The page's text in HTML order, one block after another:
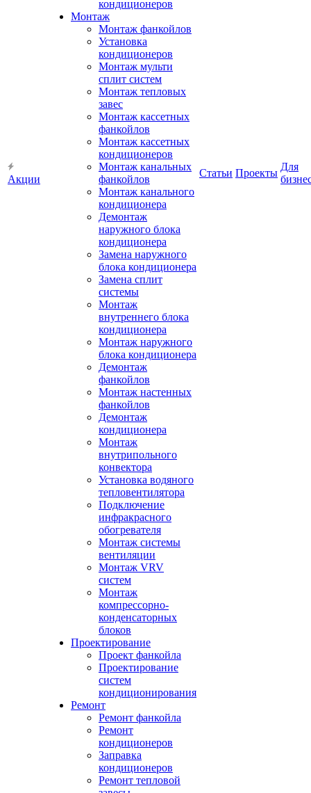
Акции
кондиционеров
Монтаж
Монтаж фанкойлов
Установка
кондиционеров
Монтаж мульти
сплит систем
Монтаж тепловых
завес
Монтаж кассетных
фанкойлов
Монтаж кассетных
кондиционеров
Монтаж канальных
фанкойлов
Монтаж канального
кондиционера
Демонтаж
наружного блока
кондиционера
Замена наружного
блока кондиционера
Замена сплит
системы
Монтаж
внутреннего блока
кондиционера
Монтаж наружного
блока кондиционера
Демонтаж
фанкойлов
Монтаж настенных
фанкойлов
Демонтаж
кондиционера
Монтаж
внутрипольного
конвектора
Установка водяного
тепловентилятора
Подключение
инфракрасного
обогревателя
Монтаж системы
вентиляции
Монтаж VRV
систем
Монтаж
компрессорно-
конденсаторных
блоков
Проектирование
Проект фанкойла
Проектирование
систем
кондиционирования
Ремонт
Ремонт фанкойла
Ремонт
кондиционеров
Заправка
кондиционеров
Ремонт тепловой
Статьи Проекты
Для